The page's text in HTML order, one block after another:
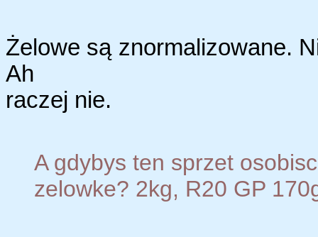
Żelowe są znormalizowane.
Ah
raczej nie.
A gdybys ten sprzet
zelowke? 2kg, R20 GP